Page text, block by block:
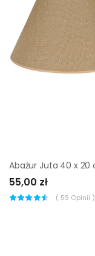
55,00 zł
( 59 Opinii )